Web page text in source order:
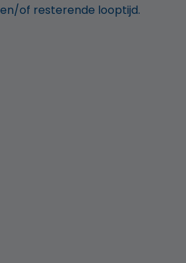
of resterende looptijd.